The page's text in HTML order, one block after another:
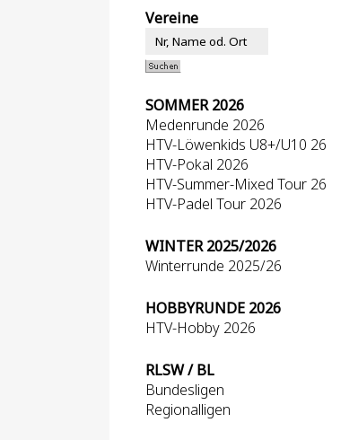
Vereine
SOMMER 2026
Medenrunde 2026
HTV-Löwenkids U8+/U10 26
HTV-Pokal 2026
HTV-Summer-Mixed Tour 26
HTV-Padel Tour 2026
WINTER 2025/2026
Winterrunde 2025/26
HOBBYRUNDE 2026
HTV-Hobby 2026
RLSW / BL
Bundesligen
Regionalligen